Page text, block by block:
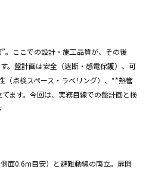
。ここでの設計・施工品質が、その後
。盤計画は安全（遮断・感電保護）、可
（点検スペース・ラベリング）、**熱管
ます。今回は、実務目線での盤計画と検
面0.6m目安）と避難動線の両立。扉開